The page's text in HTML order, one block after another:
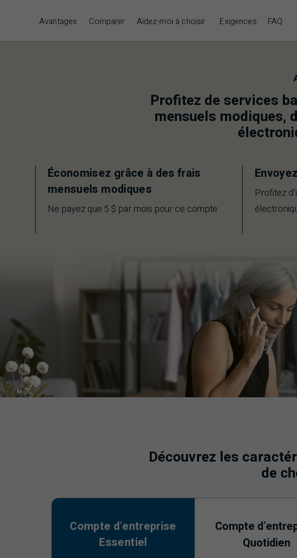
Avantages Comparer Aidez-moi à choisir Exigences FAQ
Profitez de services
mensuels modiques,
Économisez grâce à des frais
mensuels modiques
Ne payez que 5 $ par mois pour ce compte
Profitez
Découvrez les
de
Compte d’entreprise
Essentiel
Compte
Quotidien